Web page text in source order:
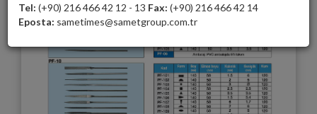
Tel: (+90) 216 466 42 12 - 13 Fax: (+90) 216 466 42 14
Eposta: sametimes@sametgroup.com.tr